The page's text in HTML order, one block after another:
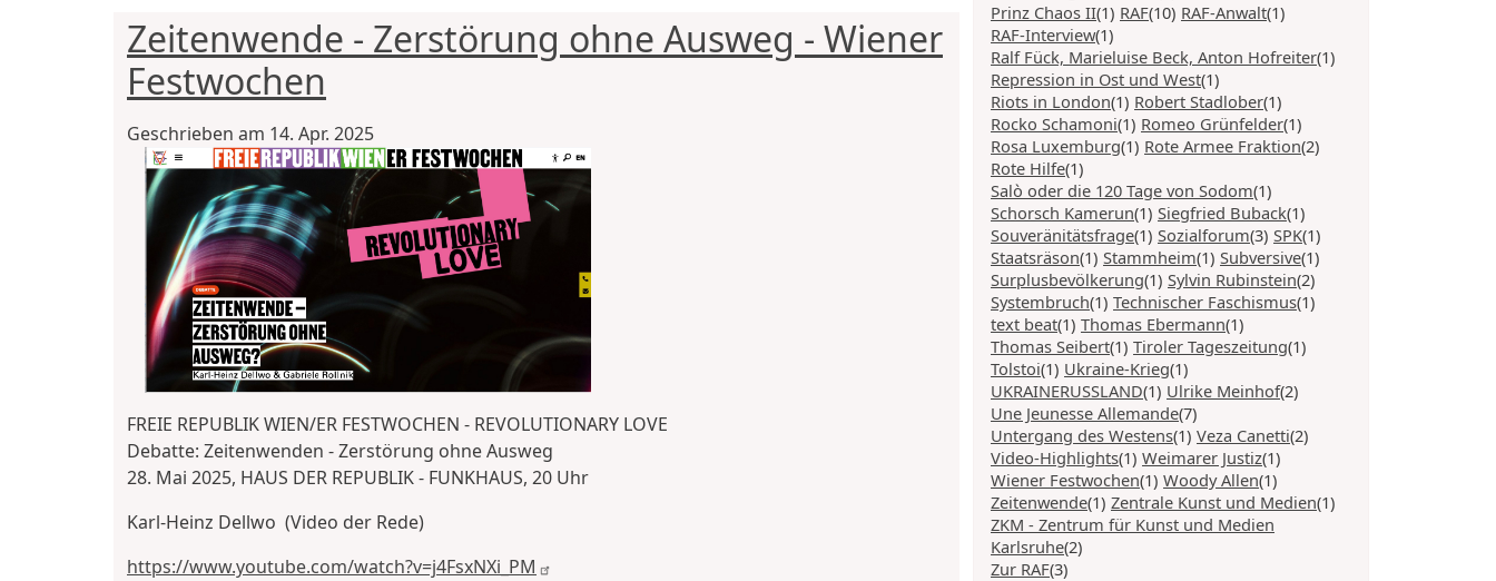
Zeitenwende - Zerstörung ohne Ausweg - Wiener
Festwochen
Geschrieben am 14. Apr. 2025
FREIE REPUBLIK WIEN/ER FESTWOCHEN - REVOLUTIONARY LOVE
Debatte: Zeitenwenden - Zerstörung ohne Ausweg
28. Mai 2025, HAUS DER REPUBLIK - FUNKHAUS, 20 Uhr
Karl-Heinz Dellwo (Video der Rede)
https://www.youtube.com/watch?v=j4FsxNXi_PM
Prinz Chaos II(1) RAF(10) RAF-Anwalt(1)
RAF-Interview(1)
Ralf Fück, Marieluise Beck, Anton Hofreiter(1)
Repression in Ost und West(1)
Riots in London(1) Robert Stadlober(1)
Rocko Schamoni(1) Romeo Grünfelder(1)
Rosa Luxemburg(1) Rote Armee Fraktion(2)
Rote Hilfe(1)
Salò oder die 120 Tage von Sodom(1)
Schorsch Kamerun(1) Siegfried Buback(1)
Souveränitätsfrage(1) Sozialforum(3) SPK(1)
Staatsräson(1) Stammheim(1) Subversive(1)
Surplusbevölkerung(1) Sylvin Rubinstein(2)
Systembruch(1) Technischer Faschismus(1)
text beat(1) Thomas Ebermann(1)
Thomas Seibert(1) Tiroler Tageszeitung(1)
Tolstoi(1) Ukraine-Krieg(1)
UKRAINERUSSLAND(1) Ulrike Meinhof(2)
Une Jeunesse Allemande(7)
Untergang des Westens(1) Veza Canetti(2)
Video-Highlights(1) Weimarer Justiz(1)
Wiener Festwochen(1) Woody Allen(1)
Zeitenwende(1) Zentrale Kunst und Medien(1)
ZKM - Zentrum für Kunst und Medien
Karlsruhe(2)
Zur RAF(3)